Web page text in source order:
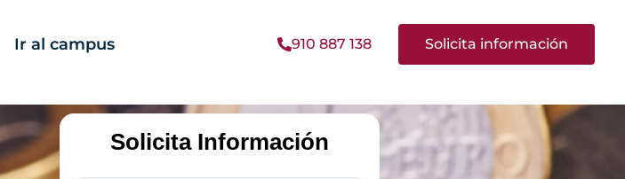
Ir al campus Solicita información
910 887 138
Solicita Información